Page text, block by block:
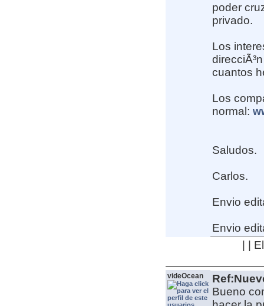
poder
privado.
Los
cuantos
Los
normal:
Saludos.
Carlos.
Envio
Envio
| |
videOcean
Bueno